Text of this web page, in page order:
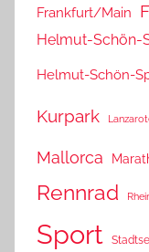
Frankfurt/Main
Helmut-Schön-
Helmut-Schön-
Kurpark
Mallorca
Rennrad
Sport